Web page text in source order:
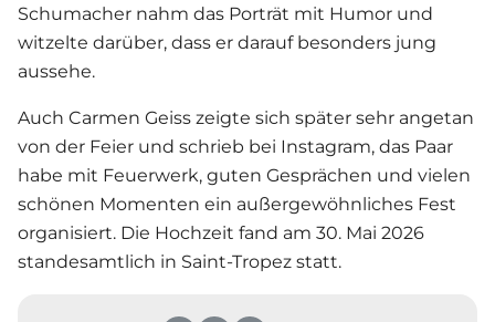
Schumacher nahm das Porträt mit Humor und
witzelte darüber, dass er darauf besonders jung
aussehe.
Auch Carmen Geiss zeigte sich später sehr angetan
von der Feier und schrieb bei Instagram, das Paar
habe mit Feuerwerk, guten Gesprächen und vielen
schönen Momenten ein außergewöhnliches Fest
organisiert. Die Hochzeit fand am 30. Mai 2026
standesamtlich in Saint-Tropez statt.